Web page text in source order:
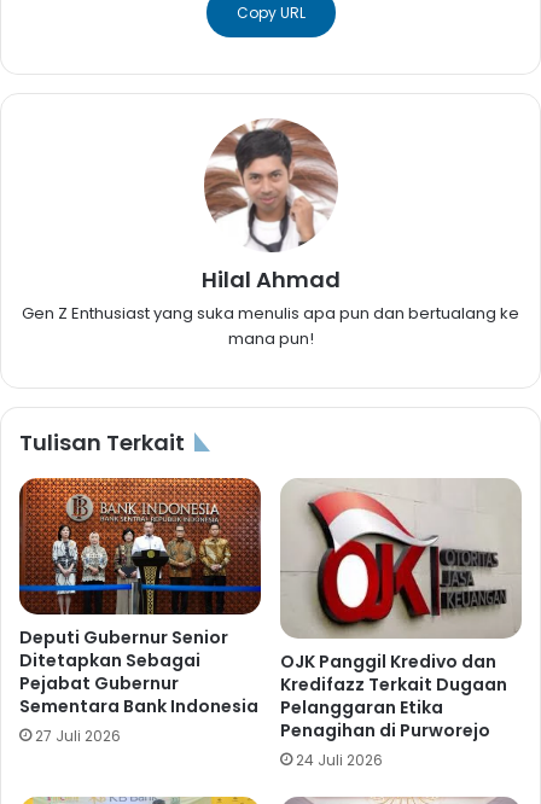
Copy URL
Hilal Ahmad
Gen Z Enthusiast yang suka menulis apa pun dan bertualang ke
mana pun!
Tulisan Terkait
Deputi Gubernur Senior
Ditetapkan Sebagai
Pejabat Gubernur
Sementara Bank Indonesia
27 Juli 2026
OJK Panggil Kredivo dan
Kredifazz Terkait Dugaan
Pelanggaran Etika
Penagihan di Purworejo
24 Juli 2026